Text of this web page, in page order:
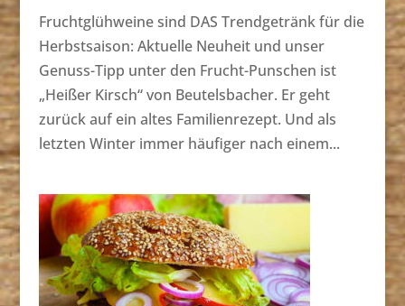
Fruchtglühweine sind DAS Trendgetränk für die
Herbstsaison: Aktuelle Neuheit und unser
Genuss-Tipp unter den Frucht-Punschen ist
„Heißer Kirsch“ von Beutelsbacher. Er geht
zurück auf ein altes Familienrezept. Und als
letzten Winter immer häufiger nach einem...